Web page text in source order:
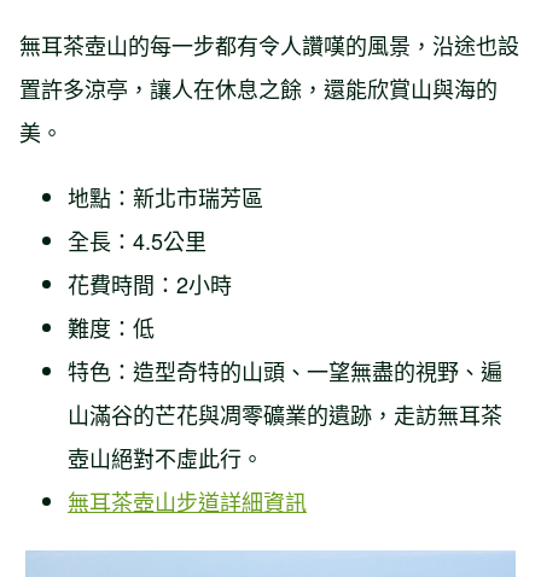
無耳茶壺山的每一步都有令人讚嘆的風景，沿途也設
置許多涼亭，讓人在休息之餘，還能欣賞山與海的
美。
地點：新北市瑞芳區
全長：4.5公里
花費時間：2小時
難度：低
特色：造型奇特的山頭、一望無盡的視野、遍
山滿谷的芒花與凋零礦業的遺跡，走訪無耳茶
壺山絕對不虛此行。
無耳茶壺山步道詳細資訊